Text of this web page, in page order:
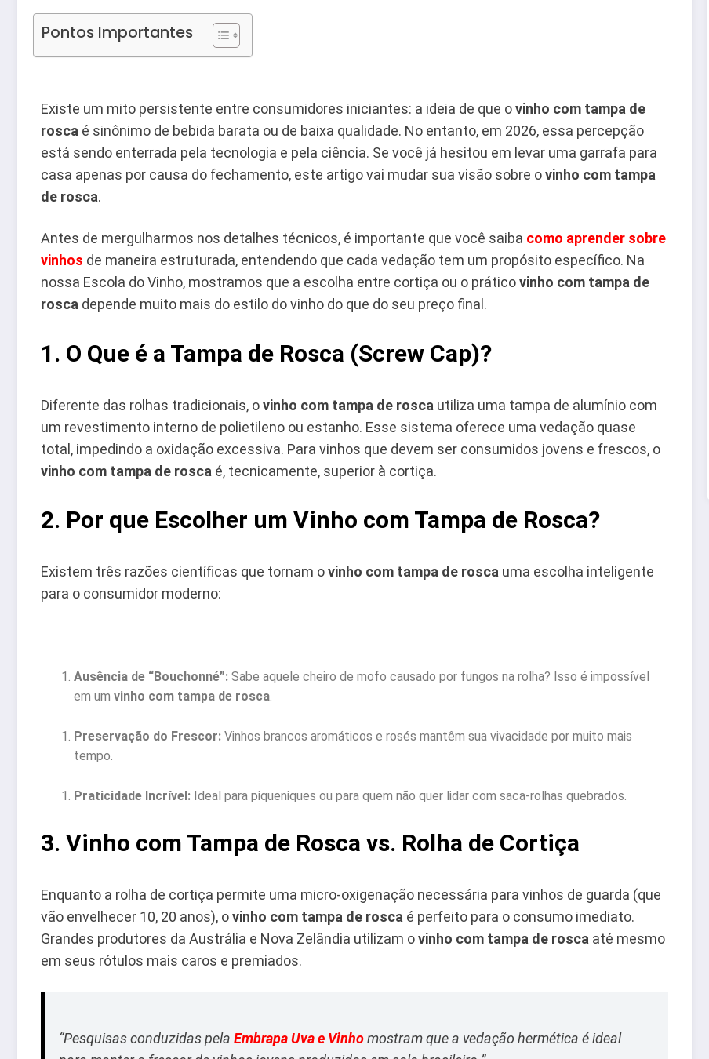
Pontos Importantes
Existe um mito persistente entre consumidores iniciantes: a ideia de que ovinho com tampa de
rosca é sinônimo de bebida barata ou de baixa qualidade. No entanto, em 2026, essa percepção
está sendo enterrada pela tecnologia e pela ciência. Se você já hesitou em levar uma garrafa para
casa apenas por causa do fechamento, este artigo vai mudar sua visão sobre ovinho com tampa
de rosca.
Antes de mergulharmos nos detalhes técnicos, é importante que você saiba como aprender sobre
vinhos de maneira estruturada, entendendo que cada vedação tem um propósito específico. Na
nossa Escola do Vinho, mostramos que a escolha entre cortiça ou o práticovinho com tampa de
rosca depende muito mais do estilo do vinho do que do seu preço final.
1. O Que é a Tampa de Rosca (Screw Cap)?
Diferente das rolhas tradicionais, ovinho com tampa de rosca utiliza uma tampa de alumínio com
um revestimento interno de polietileno ou estanho. Esse sistema oferece uma vedação quase
total, impedindo a oxidação excessiva. Para vinhos que devem ser consumidos jovens e frescos, o
vinho com tampa de rosca é, tecnicamente, superior à cortiça.
2. Por que Escolher um Vinho com Tampa de Rosca?
Existem três razões científicas que tornam ovinho com tampa de rosca uma escolha inteligente
para o consumidor moderno:
Ausência de “Bouchonné”: Sabe aquele cheiro de mofo causado por fungos na rolha? Isso é impossível
em um vinho com tampa de rosca.
Preservação do Frescor: Vinhos brancos aromáticos e rosés mantêm sua vivacidade por muito mais
tempo.
Praticidade Incrível: Ideal para piqueniques ou para quem não quer lidar com saca-rolhas quebrados.
3. Vinho com Tampa de Rosca vs. Rolha de Cortiça
Enquanto a rolha de cortiça permite uma micro-oxigenação necessária para vinhos de guarda (que
vão envelhecer 10, 20 anos), ovinho com tampa de rosca é perfeito para o consumo imediato.
Grandes produtores da Austrália e Nova Zelândia utilizam ovinho com tampa de rosca até mesmo
em seus rótulos mais caros e premiados.
“Pesquisas conduzidas pela Embrapa Uva e Vinhomostram que a vedação hermética é ideal